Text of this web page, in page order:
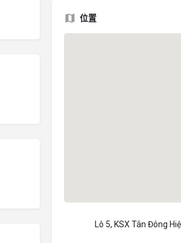
位置
Lô 5, KSX Tân Đông